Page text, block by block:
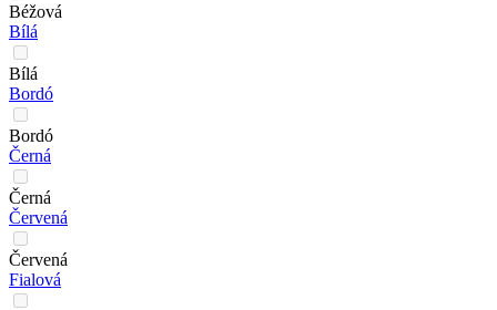
Béžová
Bílá
Bílá
Bordó
Bordó
Černá
Černá
Červená
Červená
Fialová